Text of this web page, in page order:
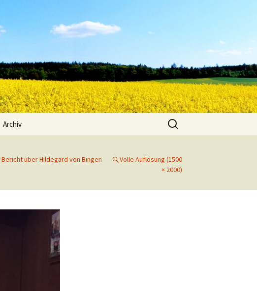
Archiv
Suche
nach:
Bericht über Hildegard von Bingen
Volle Auflösung (1500
× 2000)